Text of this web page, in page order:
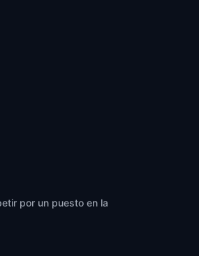
por un puesto en la